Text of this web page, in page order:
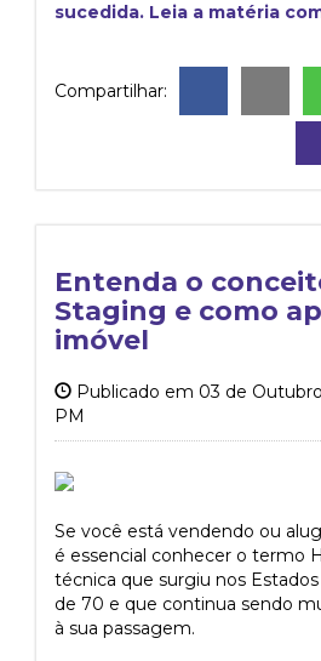
sucedida. Leia a matéria
Compartilhar:
Entenda o
Staging e como
imóvel
Publicado em 03 de
PM
Se você está vendendo ou
é essencial conhecer o termo
técnica que surgiu nos
de 70 e que continua sendo
à sua passagem.